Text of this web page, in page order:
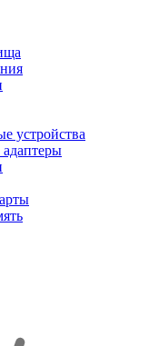
устройства